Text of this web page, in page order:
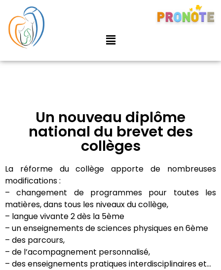
Un nouveau diplôme
national du brevet des
collèges
La réforme du collège apporte de nombreuses
modifications :
– changement de programmes pour toutes les
matières, dans tous les niveaux du collège,
– langue vivante 2 dès la 5ème
– un enseignements de sciences physiques en 6ème
– des parcours,
– de l’acompagnement personnalisé,
– des enseignements pratiques interdisciplinaires et…